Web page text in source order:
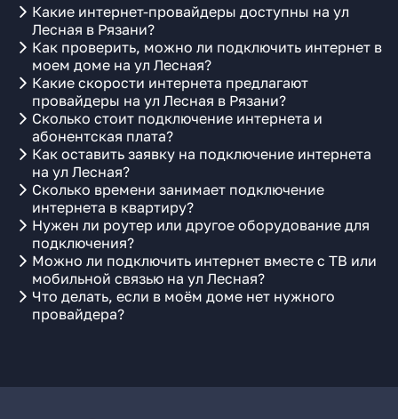
Какие интернет-провайдеры доступны на ул
Лесная в Рязани?
Как проверить, можно ли подключить интернет в
моем доме на ул Лесная?
Какие скорости интернета предлагают
провайдеры на ул Лесная в Рязани?
Сколько стоит подключение интернета и
абонентская плата?
Как оставить заявку на подключение интернета
на ул Лесная?
Сколько времени занимает подключение
интернета в квартиру?
Нужен ли роутер или другое оборудование для
подключения?
Можно ли подключить интернет вместе с ТВ или
мобильной связью на ул Лесная?
Что делать, если в моём доме нет нужного
провайдера?